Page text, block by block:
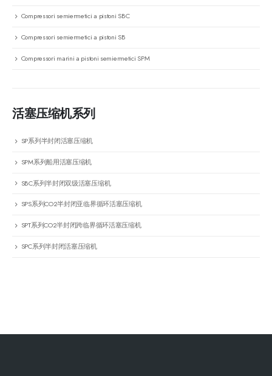
Compressori semiermetici a pistoni SBC
Compressori semiermetici a pistoni SB
Compressori marini a pistoni semiermetici SPM
活塞压缩机系列
SP系列半封闭活塞压缩机
SPM系列船用活塞压缩机
SBC系列半封闭双级活塞压缩机
SPS系列CO2半封闭亚临界循环活塞压缩机
SPT系列CO2半封闭跨临界循环活塞压缩机
SPC系列半封闭活塞压缩机